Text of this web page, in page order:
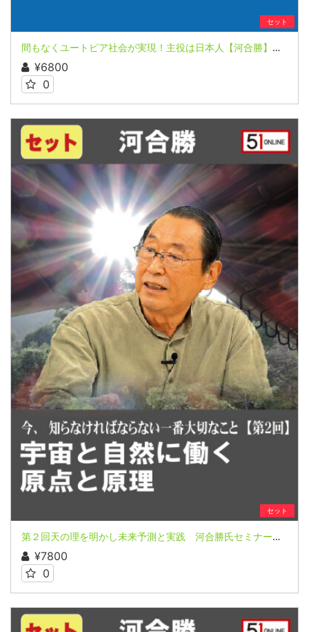
セット
間もなくユートピア社会が実現！主役は日本人【河合勝】 ２０２０年コペルニクス的大転換 未来はこうなる パート2 第５講座
¥6800
0
セット
第２回天の理を明かし未来予測と実践 河合勝氏セミナー３回シリーズ（前半＆後半）
¥7800
0